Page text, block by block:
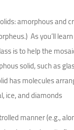
amorphous and
As you’ll
is to help the
solid, such as
has molecules
manner (e.g.,